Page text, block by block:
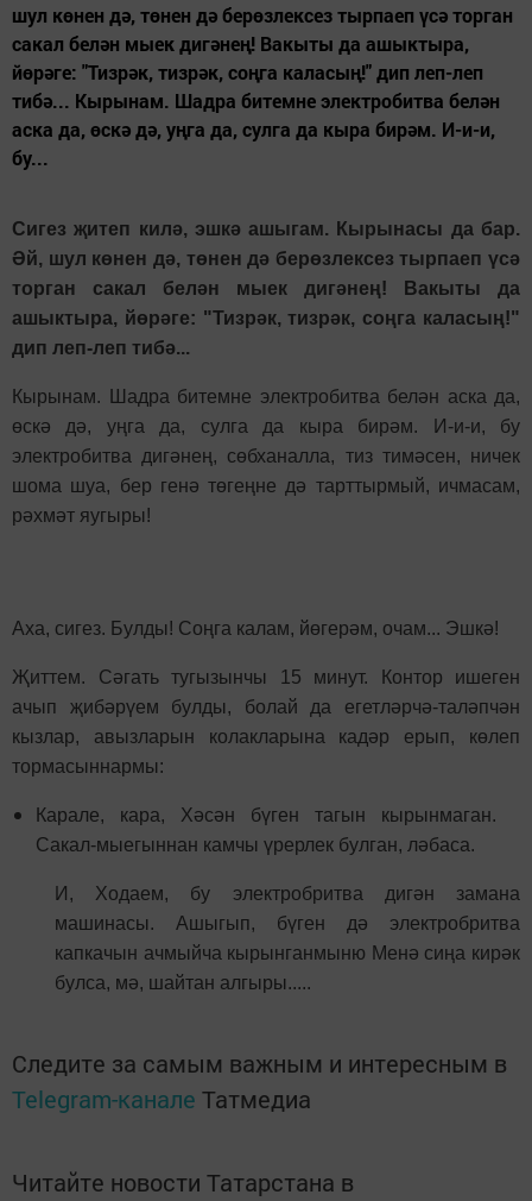
шул көнен дә, төнен дә берөзлексез тырпаеп үсә торган
сакал белән мыек дигәнең! Вакыты да ашыктыра,
йөрәге: "Тизрәк, тизрәк, соңга каласың!" дип леп-леп
тибә... Кырынам. Шадра битемне электробитва белән
аска да, өскә дә, уңга да, сулга да кыра бирәм. И-и-и,
бу...
Сигез җитеп килә, эшкә ашыгам. Кырынасы да бар.
Әй, шул көнен дә, төнен дә берөзлексез тырпаеп үсә
торган сакал белән мыек дигәнең! Вакыты да
ашыктыра, йөрәге: "Тизрәк, тизрәк, соңга каласың!"
дип леп-леп тибә...
Кырынам. Шадра битемне электробитва белән аска да,
өскә дә, уңга да, сулга да кыра бирәм. И-и-и, бу
электробитва дигәнең, сөбханалла, тиз тимәсен, ничек
шома шуа, бер генә төгеңне дә тарттырмый, ичмасам,
рәхмәт яугыры!
Аха, сигез. Булды! Соңга калам, йөгерәм, очам... Эшкә!
Җиттем. Сәгать тугызынчы 15 минут. Контор ишеген
ачып җибәрүем булды, болай да егетләрчә-таләпчән
кызлар, авызларын колакларына кадәр ерып, көлеп
тормасыннармы:
Карале, кара, Хәсән бүген тагын кырынмаган.
Сакал-мыегыннан камчы үрерлек булган, ләбаса.
И, Ходаем, бу электробритва дигән замана
машинасы. Ашыгып, бүген дә электробритва
капкачын ачмыйча кырынганмыню Менә сиңа кирәк
булса, мә, шайтан алгыры.....
Следите за самым важным и интересным в
Telegram-канале Татмедиа
Читайте новости Татарстана в